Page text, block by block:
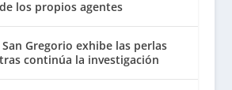
los propios agentes
Gregorio exhibe las perlas
continúa la investigación